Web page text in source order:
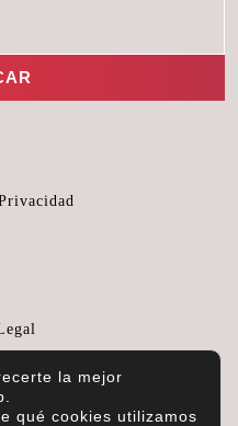
la mejor
qué cookies utilizamos